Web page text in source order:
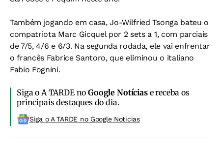
Também jogando em casa, Jo-Wilfried Tsonga bateu o
compatriota Marc Gicquel por 2 sets a 1, com parciais
de 7/5, 4/6 e 6/3. Na segunda rodada, ele vai enfrentar
o francês Fabrice Santoro, que eliminou o italiano
Fabio Fognini.
Siga o A TARDE noGoogle Notíciase receba os
principais destaques do dia.
Siga o A TARDE no Google Noticias